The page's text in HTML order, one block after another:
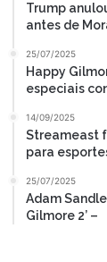
Trump
antes de
25/07/2025
Happy
especiais
14/09/2025
Streameast
para
25/07/2025
Adam
Gilmore 2’ –